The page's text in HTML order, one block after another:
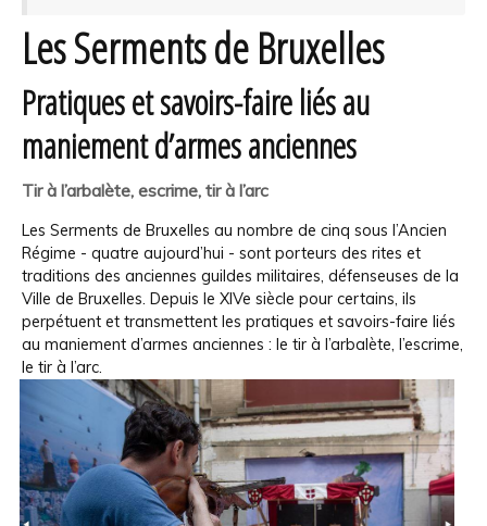
Les Serments de Bruxelles
Pratiques et savoirs-faire liés au
maniement d’armes anciennes
Tir à l’arbalète, escrime, tir à l’arc
Les Serments de Bruxelles au nombre de cinq sous l’Ancien
Régime - quatre aujourd’hui - sont porteurs des rites et
traditions des anciennes guildes militaires, défenseuses de la
Ville de Bruxelles. Depuis le XIVe siècle pour certains, ils
perpétuent et transmettent les pratiques et savoirs-faire liés
au maniement d’armes anciennes : le tir à l’arbalète, l’escrime,
le tir à l’arc.